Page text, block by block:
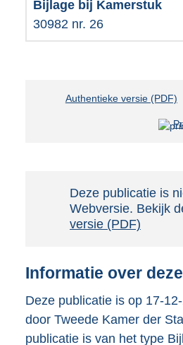
30982 nr. 26
Authentieke versie (PDF)
s
d
s
t
e
:
3
Notificatie:
Deze publicatie is
Webversie. Bekijk
versie (PDF)
Informatie over
Deze publicatie is op 17-
door Tweede Kamer der
publicatie is van het type